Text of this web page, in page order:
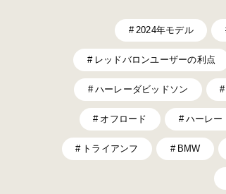
2024年モデル
レッドバロンユーザーの利点
ハーレーダビッドソン
オフロード ハーレー
トライアンフ BMW